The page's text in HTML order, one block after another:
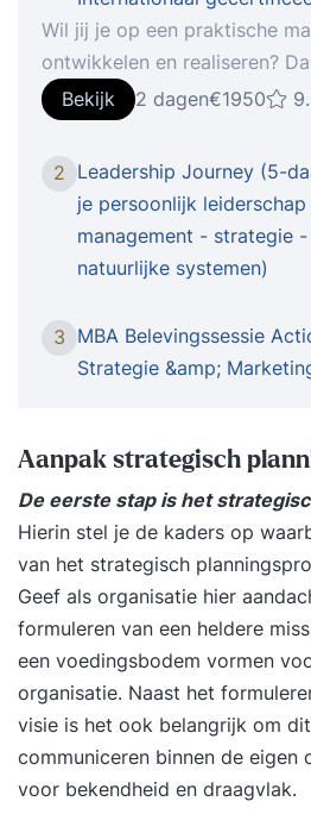
Wil jij je op een praktische
ontwikkelen en realiseren?
training Strategie laten
voor jou. Deze internationaal
training focust zich op het
implementeren van
de 4 stappen van visie naar
verbeteren van jouw
het implementeren van
strategie. Bij de opdrachten
het uitgangspunt waardoor
is het verkrijgen van het
certificaat OKR-Practioner.
gereduceerd tarief een online
OKRMentors. Bij het behalen
ontvang je digitaal het
toevoegen op je LinkedIn
deze training iets voor mij?
Als je verantwoordelijk bent
strategie binnen de
wil om makkelijker op
denken Als je onder
wil reviewen Als je een
Bekijk 2 dagen€1950
2 Leadership Journey (5-
je persoonlijk
management - strategie
natuurlijke systemen)
3 MBA Belevingssessie
Strategie &amp;
Aanpak strategisch
De eerste stap is het
Hierin stel je de kaders op
van het strategisch
Geef als organisatie hier
formuleren van een heldere
een voedingsbodem vormen
organisatie. Naast het
visie is het ook belangrijk om
communiceren binnen de eigen
voor bekendheid en draagvlak.